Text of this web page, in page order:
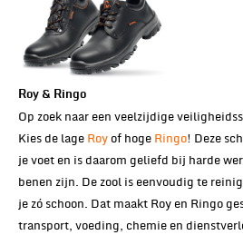
Roy & Ringo
Op zoek naar een veelzijdige
Kies de lage Roy of hoge Ringo! Deze
je voet en is daarom geliefd bij harde
benen zijn. De zool is eenvoudig te
je zó schoon. Dat maakt Roy en Ringo
transport, voeding, chemie en